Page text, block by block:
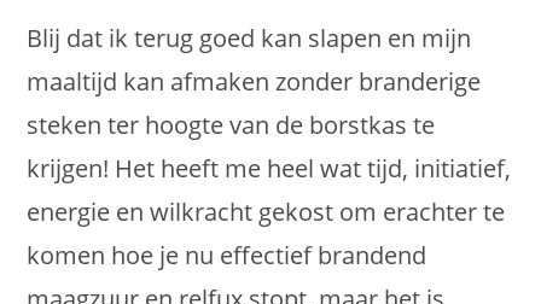
Blij dat ik terug goed kan slapen en mijn
maaltijd kan afmaken zonder branderige
steken ter hoogte van de borstkas te
krijgen! Het heeft me heel wat tijd, initiatief,
energie en wilkracht gekost om erachter te
komen hoe je nu effectief brandend